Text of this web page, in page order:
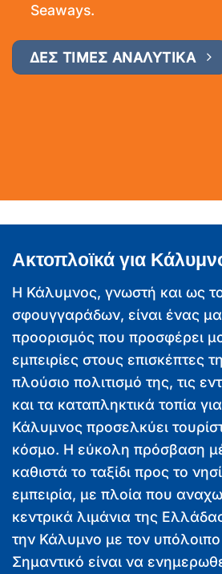
Seaways.
ΔΕΣ ΤΙΜΕΣ ΑΝΑΛΥΤΙΚΑ
Ακτοπλοϊκά για
Η Κάλυμνος, γνωστή και ως
σφουγγαράδων, είναι ένας
προορισμός που προσφέρει
εμπειρίες στους επισκέπτες
πλούσιο πολιτισμό της, τις
και τα καταπληκτικά τοπία
Κάλυμνος προσελκύει
κόσμο. Η εύκολη πρόσβαση
καθιστά το ταξίδι προς το
εμπειρία, με πλοία που
κεντρικά λιμάνια της
την Κάλυμνο με τον
Σημαντικό είναι να